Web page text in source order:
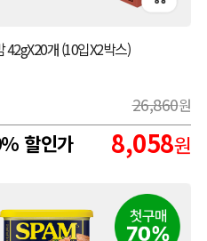
42gX20개 (10입X2박스)
26,860원
할인가 8,058원